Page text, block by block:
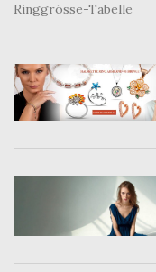
Ringgrösse-Tabelle